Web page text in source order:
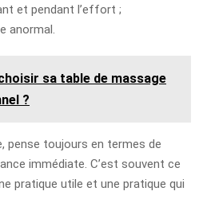
et pendant l’effort ;
anormal.
sa table de massage
?
pense toujours en termes de
immédiate. C’est souvent ce
pratique utile et une pratique qui